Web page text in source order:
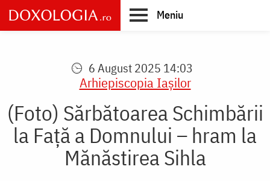
Skip
to
main
Meniu
6 August 2025 14:03
Arhiepiscopia Iaşilor
(Foto) Sărbătoarea Schimbării
la Față a Domnului – hram la
Mănăstirea Sihla